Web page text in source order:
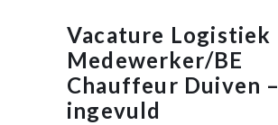
Vacature Logistiek
Medewerker/BE
Chauffeur Duiven –
ingevuld